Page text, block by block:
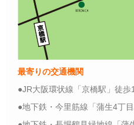
最寄りの交通機関
●JR大阪環状線「京橋駅」徒歩
●地下鉄・今里筋線「蒲生4丁